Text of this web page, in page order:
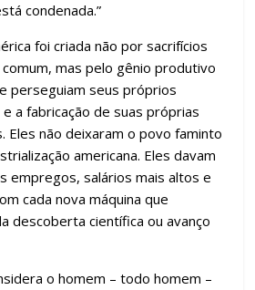
condenada.”
foi criada não por sacrifícios
mas pelo gênio produtivo
perseguiam seus próprios
a fabricação de suas próprias
Eles não deixaram o povo faminto
americana. Eles davam
empregos, salários mais altos e
cada nova máquina que
descoberta científica ou avanço
o homem – todo homem –